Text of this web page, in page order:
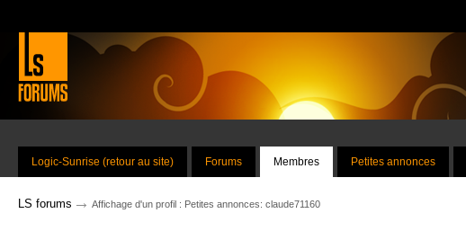
Logic-Sunrise (retour au site) Forums Membres Petites annonces
LS forums → Affichage d'un profil : Petites annonces: claude71160